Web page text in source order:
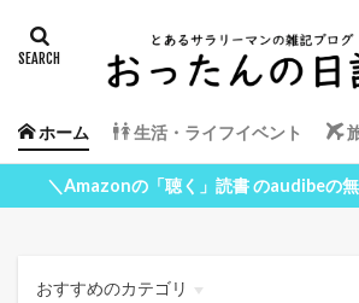
ホーム 生活・ライフイベント
＼Amazonの「聴く」読書 のaudibeの
おすすめのカテゴリ